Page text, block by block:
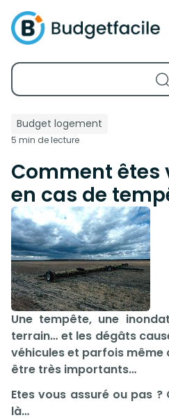
Budget logement
5 min de lecture
Comment êtes
en cas de
Une tempête, une
terrain… et les dégâts
véhicules et parfois même
être très importants…
Etes vous assuré ou pas
là…